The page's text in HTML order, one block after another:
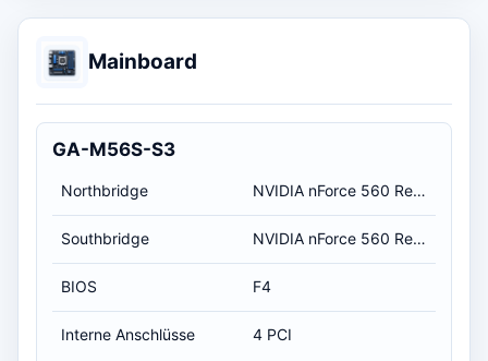
Mainboard
GA-M56S-S3
Northbridge NVIDIA nForce 560 Revision A3
Southbridge NVIDIA nForce 560 Revision A3
BIOS F4
Interne Anschlüsse 4 PCI